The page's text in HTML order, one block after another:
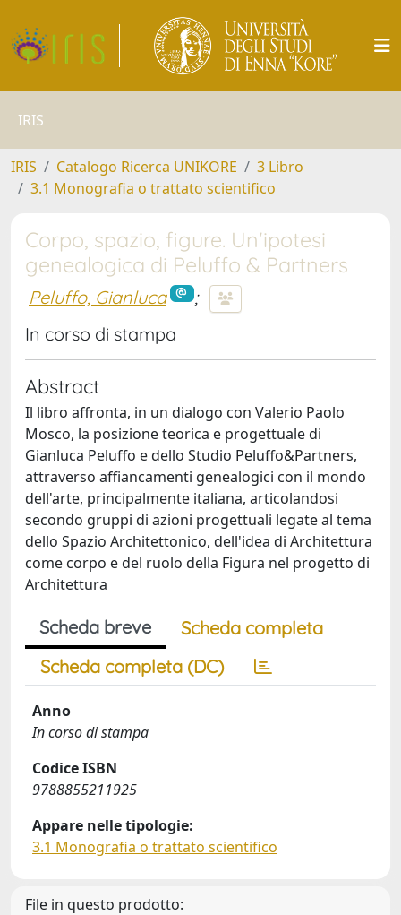
IRIS
IRIS Catalogo Ricerca UNIKORE
3 Libro
3.1 Monografia o trattato scientifico
Corpo, spazio, figure. Un'ipotesi
genealogica di Peluffo & Partners
Peluffo, Gianluca
;
In corso di stampa
Abstract
Il libro affronta, in un dialogo con Valerio Paolo
Mosco, la posizione teorica e progettuale di
Gianluca Peluffo e dello Studio Peluffo&Partners,
attraverso affiancamenti genealogici con il mondo
dell'arte, principalmente italiana, articolandosi
secondo gruppi di azioni progettuali legate al tema
dello Spazio Architettonico, dell'idea di Architettura
come corpo e del ruolo della Figura nel progetto di
Architettura
Scheda breve
Scheda completa
Scheda completa (DC)
Anno
In corso di stampa
Codice ISBN
9788855211925
Appare nelle tipologie:
3.1 Monografia o trattato scientifico
File in questo prodotto: